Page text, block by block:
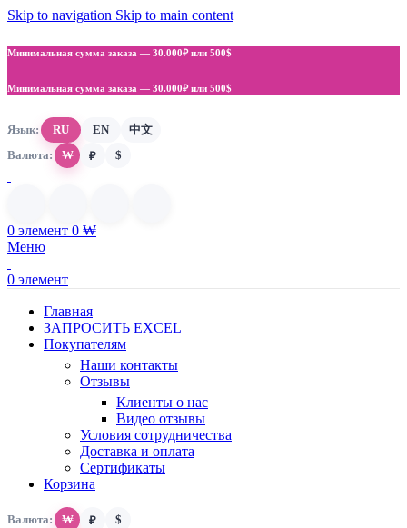
Skip to navigation Skip to main content
Минимальная сумма заказа — 30.000₽ или 500$
Минимальная сумма заказа — 30.000₽ или 500$
Язык: RU EN
中文
Валюта:
₩ ₽ $
0 элемент 0 ₩
Меню
0 элемент
Главная
ЗАПРОСИТЬ EXCEL
Покупателям
Наши контакты
Отзывы
Клиенты о нас
Видео отзывы
Условия сотрудничества
Доставка и оплата
Сертификаты
Корзина
Валюта: ₩ ₽
$